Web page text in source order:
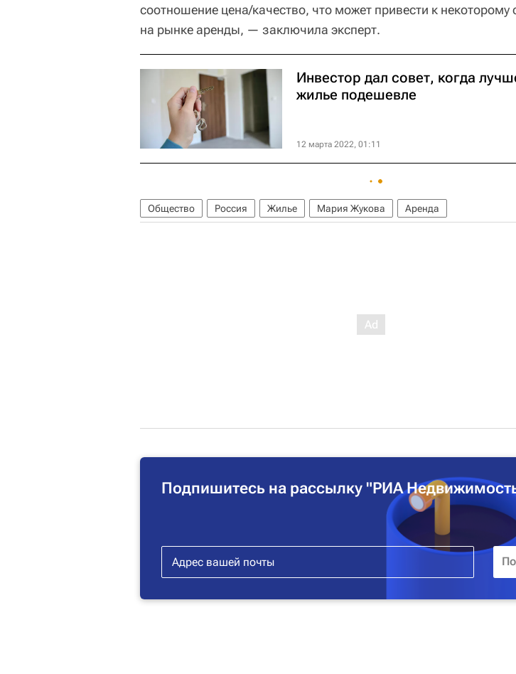
соотношение цена/качество, что может привести к
на рынке аренды, — заключила эксперт.
Инвестор дал совет, когда
жилье подешевле
12 марта 2022, 01:11
Общество Россия Жилье Мария Жукова Аренда
Подпишитесь на рассылку "РИА